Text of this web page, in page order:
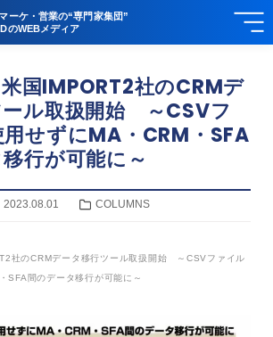
ーケ・営業の“専門家集団”
のWEBメディア
米国IMPORT2社のCRMデ
ール取扱開始 ～CSVフ
用せずにMA・CRM・SFA
行が可能に～
2023.08.01 COLUMNS
社のCRMデータ移行ツール取扱開始 ～CSVファイル
SFA間のデータ移行が可能に～